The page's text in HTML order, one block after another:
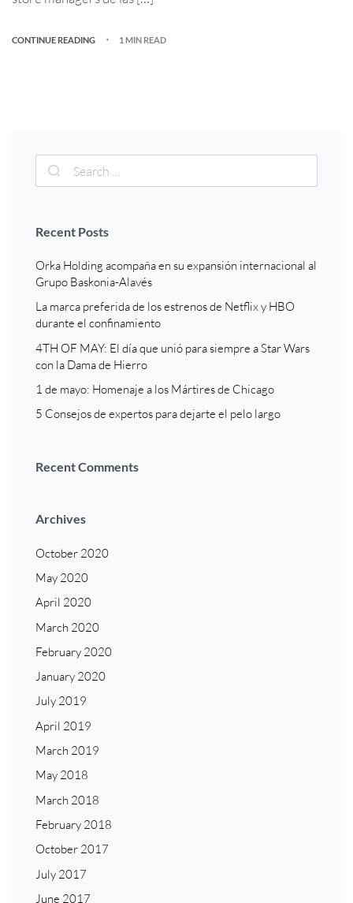
CONTINUE READING 1 MIN READ
Recent Posts
Orka Holding acompaña en su expansión internacional al
Grupo Baskonia-Alavés
La marca preferida de los estrenos de Netflix y HBO
durante el confinamiento
4TH OF MAY: El día que unió para siempre a Star Wars
con la Dama de Hierro
1 de mayo: Homenaje a los Mártires de Chicago
5 Consejos de expertos para dejarte el pelo largo
Recent Comments
Archives
October 2020
May 2020
April 2020
March 2020
February 2020
January 2020
July 2019
April 2019
March 2019
May 2018
March 2018
February 2018
October 2017
July 2017
June 2017